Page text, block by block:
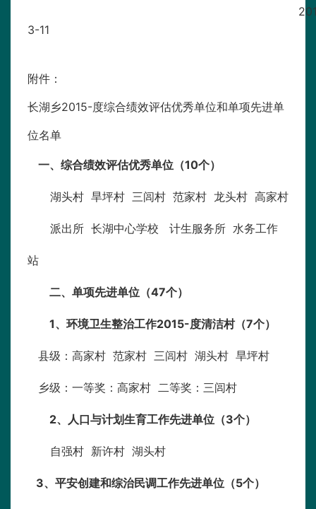
3-11
附件：
长湖乡2015-度综合绩效评估优秀单位和单项先进单
位名单
一、综合绩效评估优秀单位（10个）
湖头村 旱坪村 三闾村 范家村 龙头村 高家村
派出所 长湖中心学校 计生服务所 水务工作
站
二、单项先进单位（47个）
1、环境卫生整治工作2015-度清洁村（7个）
县级：高家村 范家村 三闾村 湖头村 旱坪村
乡级：一等奖：高家村 二等奖：三闾村
2、人口与计划生育工作先进单位（3个）
自强村 新许村 湖头村
3、平安创建和综治民调工作先进单位（5个）